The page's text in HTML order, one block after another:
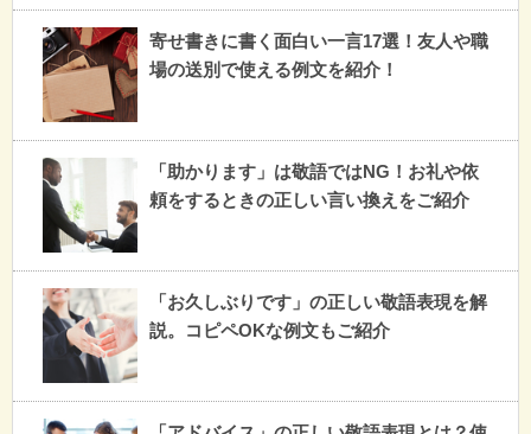
寄せ書きに書く面白い一言17選！友人や職
場の送別で使える例文を紹介！
「助かります」は敬語ではNG！お礼や依
頼をするときの正しい言い換えをご紹介
「お久しぶりです」の正しい敬語表現を解
説。コピペOKな例文もご紹介